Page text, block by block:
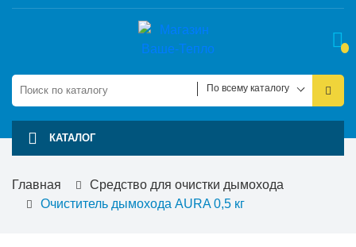
По всему каталогу
КАТАЛОГ
Главная
Средство для очистки дымохода
Очиститель дымохода AURA 0,5 кг